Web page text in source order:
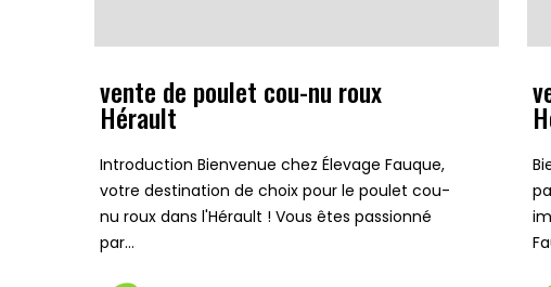
vente de poulet cou-nu roux
Hérault
Introduction Bienvenue chez Élevage Fauque,
votre destination de choix pour le poulet cou-
nu roux dans l'Hérault ! Vous êtes passionné
par…